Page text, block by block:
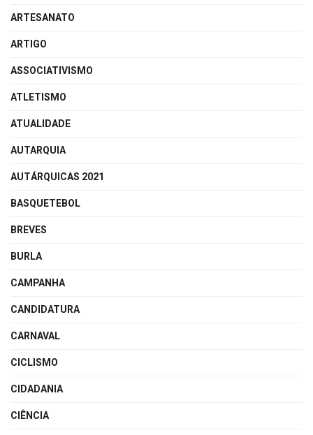
ARTESANATO
ARTIGO
ASSOCIATIVISMO
ATLETISMO
ATUALIDADE
AUTARQUIA
AUTÁRQUICAS 2021
BASQUETEBOL
BREVES
BURLA
CAMPANHA
CANDIDATURA
CARNAVAL
CICLISMO
CIDADANIA
CIÊNCIA